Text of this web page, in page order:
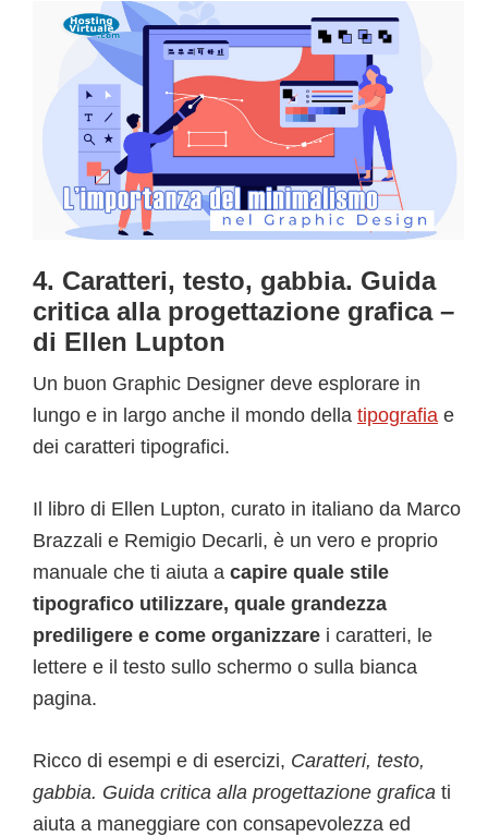
4. Caratteri, testo, gabbia. Guida
critica alla progettazione grafica –
di Ellen Lupton
Un buon Graphic Designer deve esplorare in
lungo e in largo anche il mondo della tipografia e
dei caratteri tipografici.
Il libro di Ellen Lupton, curato in italiano da Marco
Brazzali e Remigio Decarli, è un vero e proprio
manuale che ti aiuta a capire quale stile
tipografico utilizzare, quale grandezza
prediligere e come organizzare i caratteri, le
lettere e il testo sullo schermo o sulla bianca
pagina.
Ricco di esempi e di esercizi, Caratteri, testo,
gabbia. Guida critica alla progettazione grafica ti
aiuta a maneggiare con consapevolezza ed